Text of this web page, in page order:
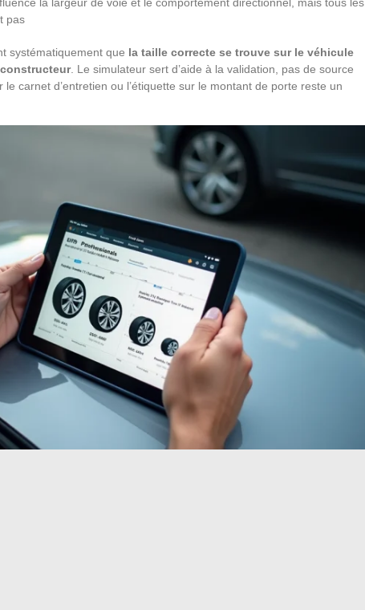
la largeur de voie et le comportement directionnel, mais tous les
pas
systématiquement que la taille correcte se trouve sur le véhicule
. Le simulateur sert d’aide à la validation, pas de source
carnet d’entretien ou l’étiquette sur le montant de porte reste un